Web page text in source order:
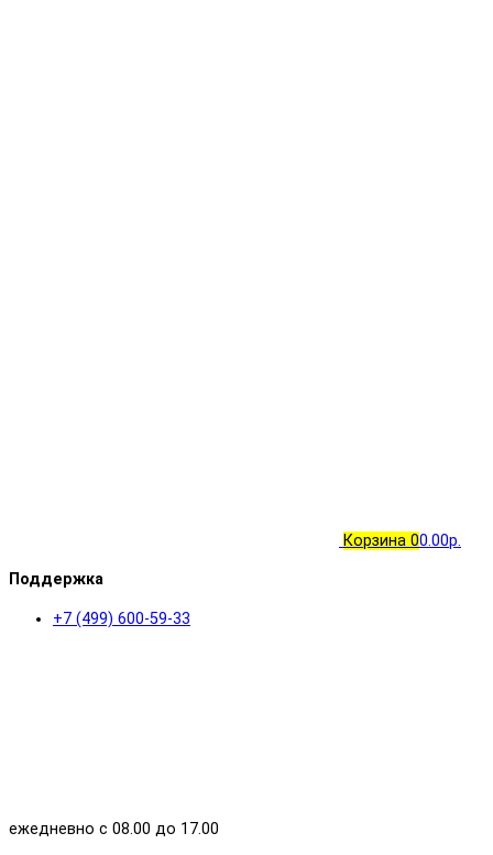
Корзина 00.00р.
Поддержка
+7 (499) 600-59-33
ежедневно с 08.00 до 17.00